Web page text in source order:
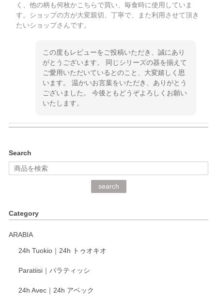
く、他の柄も何枚かこちらで買い、毎食時に使用していま
す。ショップの方が大変親切、丁寧で、また利用させて頂き
たいショップさんです。
この度もレビューをご投稿いただき、誠にあり
がとうございます。 同じシリーズの器を揃えて
ご愛用いただいているとのこと、大変嬉しく思
います。 温かいお言葉をいただき、ありがとう
ございました。 今後ともどうぞよろしくお願い
いたします。
深さや大きさがとてもちょうど良く、手に馴染み、洗いやす
く、他の柄も何枚かこちらで買い、毎食時に使用していま
く交換して下さいました。
がとうございます。 同じシリーズの器を揃えて
います。 温かいお言葉をいただき、ありがとう
いたします。
Search
search
Category
ARABIA
24h Tuokio｜24h トゥオキオ
Paratiisi｜パラティッシ
24h Avec｜24h アベック